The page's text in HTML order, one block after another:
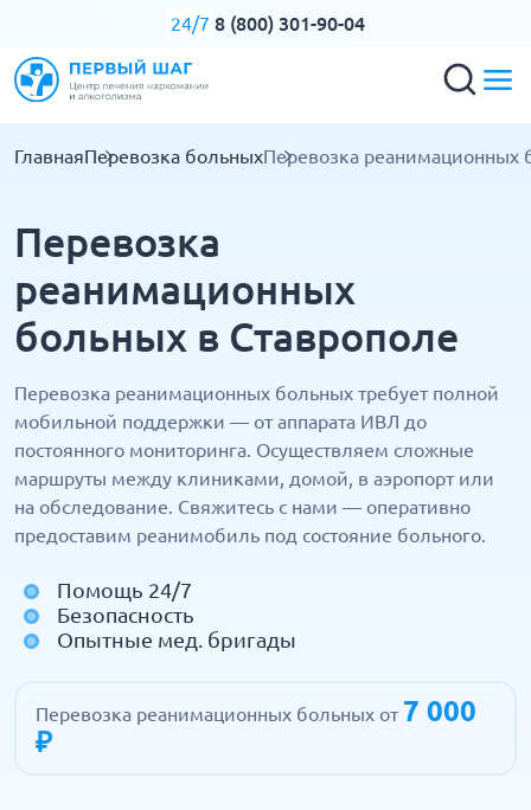
24/7 8 (800) 301-90-04
ГлавнаяПеревозка больныхПеревозка реанимационных
Перевозка
реанимационных
больных в Ставрополе
Перевозка реанимационных больных требует полной
мобильной поддержки — от аппарата ИВЛ до
постоянного мониторинга. Осуществляем сложные
маршруты между клиниками, домой, в аэропорт или
на обследование. Свяжитесь с нами — оперативно
предоставим реанимобиль под состояние больного.
Помощь 24/7
Безопасность
Опытные мед. бригады
Перевозка реанимационных больных от 7 000
₽